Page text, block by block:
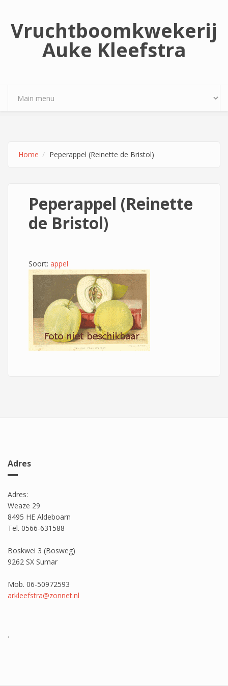
Vruchtboomkwekerij
Auke Kleefstra
Home Peperappel (Reinette de Bristol)
Peperappel (Reinette
de Bristol)
Soort: appel
Adres
Adres:
Weaze 29
8495 HE Aldeboarn
Tel. 0566-631588
Boskwei 3 (Bosweg)
9262 SX Sumar
Mob. 06-50972593
arkleefstra@zonnet.nl
.